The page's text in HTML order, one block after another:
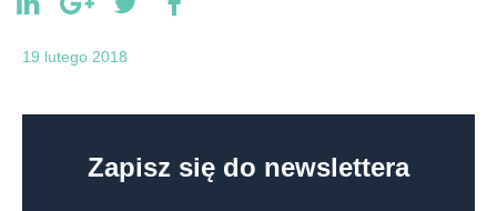
19 lutego 2018
Zapisz się do newslettera